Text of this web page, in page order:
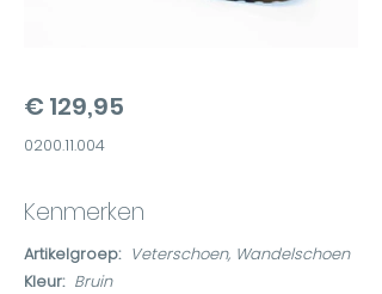
€ 129,95
0200.11.004
Kenmerken
Artikelgroep: Veterschoen, Wandelschoen
Kleur:Bruin